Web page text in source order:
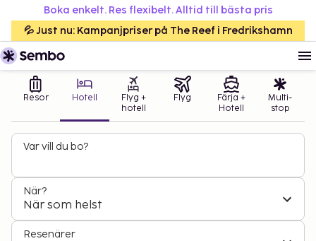
Boka enkelt. Res flexibelt. Alltid till bästa pris
💦 Just nu: Kampanjpriser på The Reef i Fredrikshamn
Resor Hotell
Flyg +
hotell
Flyg
Färja +
Hotell
Multi-
stop
Var vill du bo?
När?
När som helst
Resenärer